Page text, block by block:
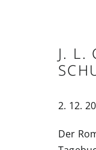
J. L.
2. 12.
Der